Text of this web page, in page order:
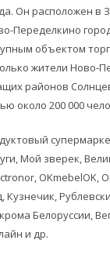
Он расположен в
Переделкино
объектом
жители Ново-
районов
около 200 000
Мой зверек,
OKmebelOK,
Белоруссии,
и др.